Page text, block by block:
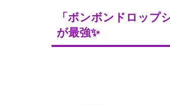
「ボンボンドロップ
が最強✨